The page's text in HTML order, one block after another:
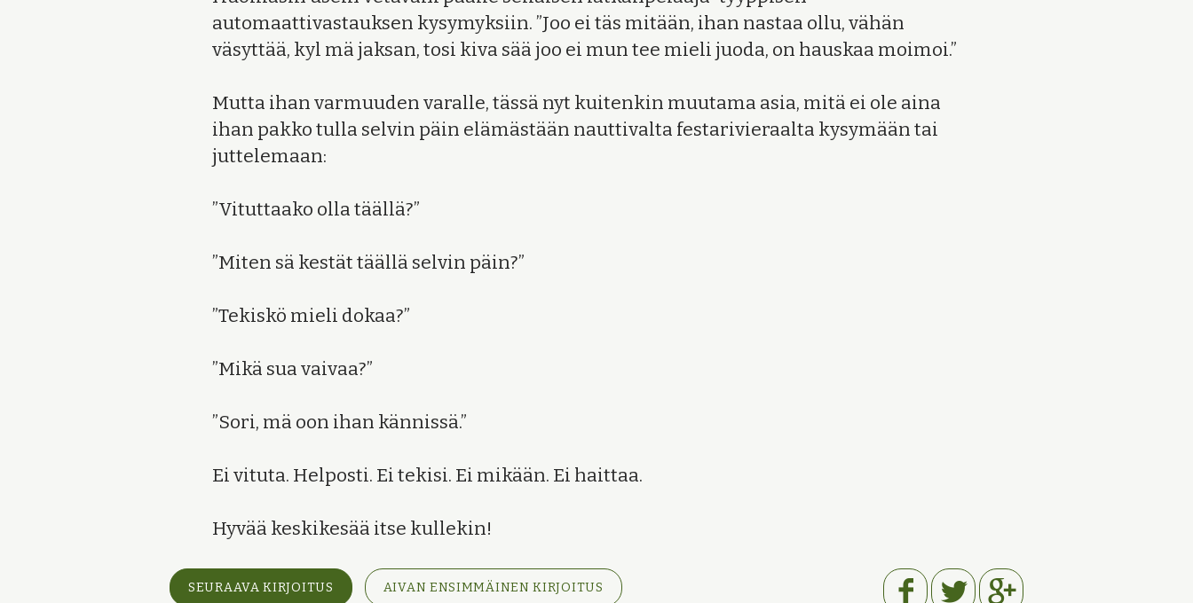
automaattivastauksen kysymyksiin. ”Joo ei täs mitään, ihan nastaa ollu, vähän
väsyttää, kyl mä jaksan, tosi kiva sää joo ei mun tee mieli juoda, on hauskaa moimoi.”
Mutta ihan varmuuden varalle, tässä nyt kuitenkin muutama asia, mitä ei ole aina
ihan pakko tulla selvin päin elämästään nauttivalta festarivieraalta kysymään tai
juttelemaan:
”Vituttaako olla täällä?”
”Miten sä kestät täällä selvin päin?”
”Tekiskö mieli dokaa?”
”Mikä sua vaivaa?”
”Sori, mä oon ihan kännissä.”
Ei vituta. Helposti. Ei tekisi. Ei mikään. Ei haittaa.
Hyvää keskikesää itse kullekin!
SEURAAVA KIRJOITUS AIVAN ENSIMMÄINEN KIRJOITUS